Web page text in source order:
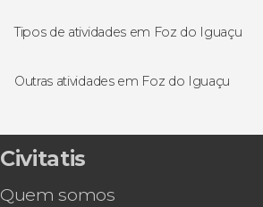
Tipos de atividades em Foz do Iguaçu
Gastronomia e enoturismo
Trilha / Trekking
Outras atividades em Foz do Iguaçu
Espetáculo de luzes na Usina de
Passeio de catamarã com jantar
Iguazú
Civitatis
Quem somos